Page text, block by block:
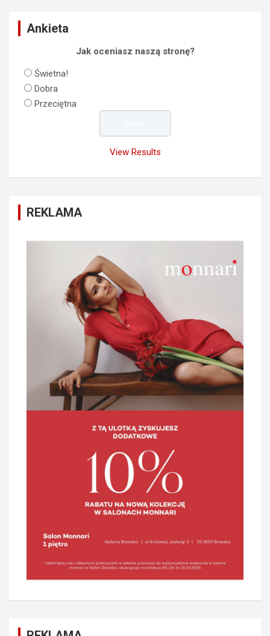
Ankieta
Jak oceniasz naszą stronę?
Świetna!
Dobra
Przeciętna
View Results
REKLAMA